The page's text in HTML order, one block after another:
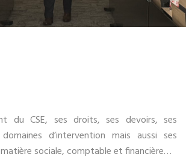
du CSE, ses droits, ses devoirs, ses
d’intervention mais aussi ses
sociale, comptable et financière…